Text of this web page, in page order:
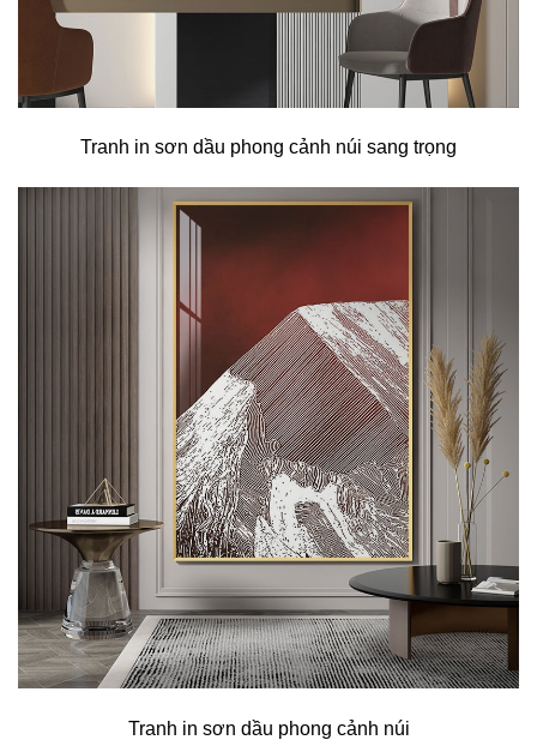
Tranh in sơn dầu phong cảnh núi sang trọng
Tranh in sơn dầu phong cảnh núi